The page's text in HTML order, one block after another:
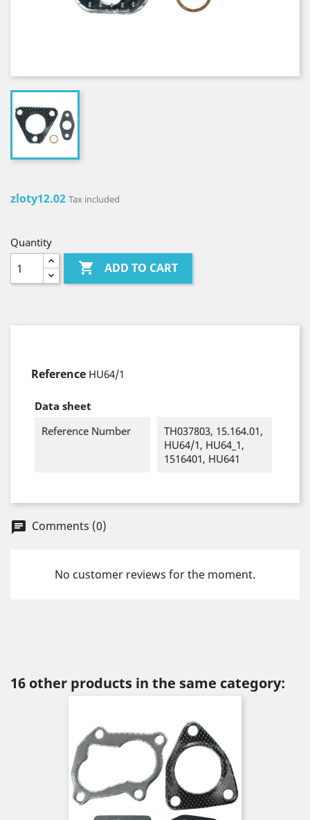
zloty12.02 Tax included
Quantity
 ADD TO CART
Reference HU64/1
Data sheet
Reference Number
TH037803, 15.164.01,
HU64/1, HU64_1,
1516401, HU641
chat Comments (0)
No customer reviews for the moment.
16 other products in the same category: